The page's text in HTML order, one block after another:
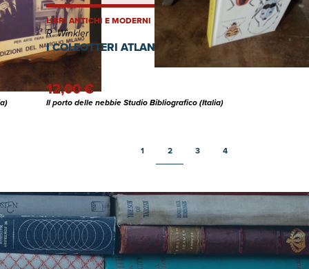
I COLEOTTERI ATLANTE ILLUSTRATO
LIBRI ANTICHI E MODERNI
R. Winkler
12,00 €
Il porto delle nebbie Studio Bibliografico (Italia)
1 2 3 4